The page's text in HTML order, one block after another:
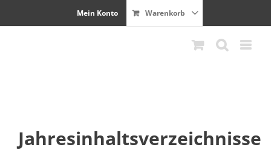
Mein Konto Warenkorb
Jahresinhaltsverzeichnisse